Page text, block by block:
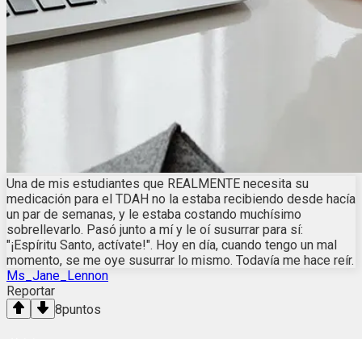
Una de mis estudiantes que REALMENTE necesita su
medicación para el TDAH no la estaba recibiendo desde hacía
un par de semanas, y le estaba costando muchísimo
sobrellevarlo. Pasó junto a mí y le oí susurrar para sí:
"¡Espíritu Santo, actívate!". Hoy en día, cuando tengo un mal
momento, se me oye susurrar lo mismo. Todavía me hace reír.
Ms_Jane_Lennon
Reportar
8puntos